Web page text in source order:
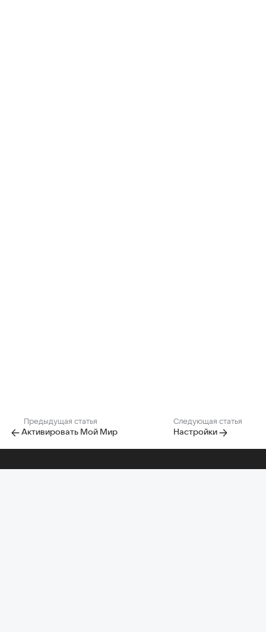
Предыдущая статья
Активировать Мой Мир
Следующая статья
Настройки
Помощь по другим проектам